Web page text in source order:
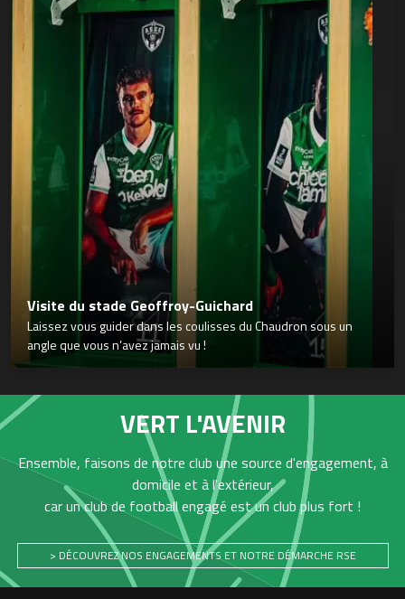
Visite du stade Geoffroy-Guichard
Laissez vous guider dans les coulisses du Chaudron sous un
angle que vous n’avez jamais vu !
VERT L'AVENIR
Ensemble, faisons de notre club une source d'engagement, à
domicile et à l'extérieur,
car un club de football engagé est un club plus fort !
> DÉCOUVREZ NOS ENGAGEMENTS ET NOTRE DÉMARCHE RSE